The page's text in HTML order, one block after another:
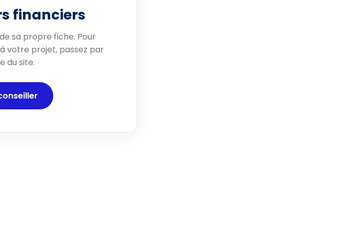
financiers
sa propre fiche. Pour
votre projet, passez par
du site.